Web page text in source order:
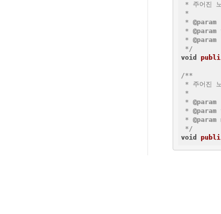
* 주어진
*
* @param
* @param
* @param
*/
void
/**
* 주어진
*
* @param
* @param
* @param
*/
void